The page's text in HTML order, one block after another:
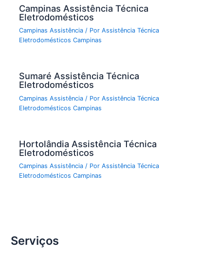
Campinas Assistência Técnica
Eletrodomésticos
Campinas Assistência / PorAssistência Técnica
Eletrodomésticos Campinas
Sumaré Assistência Técnica
Eletrodomésticos
Campinas Assistência / PorAssistência Técnica
Eletrodomésticos Campinas
Hortolândia Assistência Técnica
Eletrodomésticos
Campinas Assistência / PorAssistência Técnica
Eletrodomésticos Campinas
Serviços